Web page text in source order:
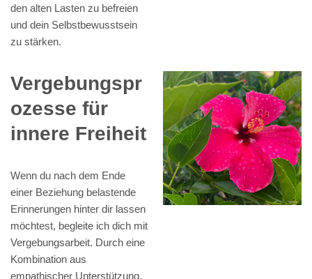
den alten Lasten zu befreien
und dein Selbstbewusstsein
zu stärken.
Vergebungspr
ozesse für
innere Freiheit
Wenn du nach dem Ende
einer Beziehung belastende
Erinnerungen hinter dir lassen
möchtest, begleite ich dich mit
Vergebungsarbeit. Durch eine
Kombination aus
empathischer Unterstützung,